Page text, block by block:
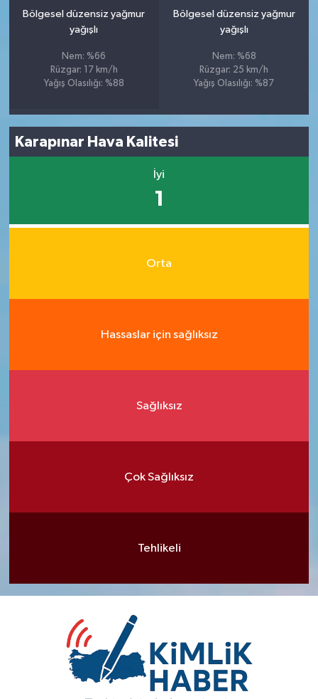
Bölgesel düzensiz yağmur
yağışlı
Nem: %66
Rüzgar: 17 km/h
Yağış Olasılığı: %88
Bölgesel düzensiz yağmur
yağışlı
Nem: %68
Rüzgar: 25 km/h
Yağış Olasılığı: %87
Karapınar Hava Kalitesi
İyi
1
Orta
Hassaslar için sağlıksız
Sağlıksız
Çok Sağlıksız
Tehlikeli